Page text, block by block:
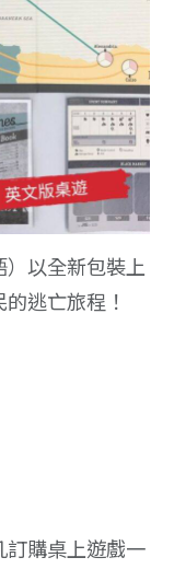
以全新包裝上
逃亡旅程！
訂購桌上遊戲一